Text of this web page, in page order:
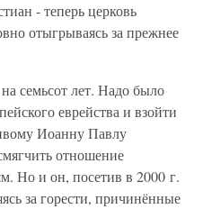
- теперь церковь
отыгрываясь за прежнее
семьсот лет. Надо было
еврейства и взойти
Иоанну Павлу
отношение
Но и он, посетив в 2000 г.
за горести, причинённые